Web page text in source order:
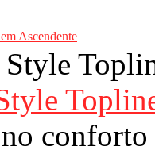
conforto